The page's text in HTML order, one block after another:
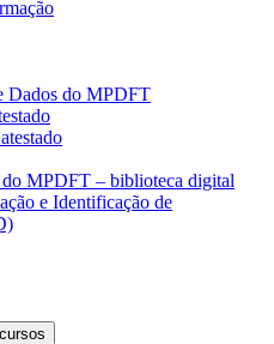
Dados do MPDFT
MPDFT – biblioteca digital
e Identificação de